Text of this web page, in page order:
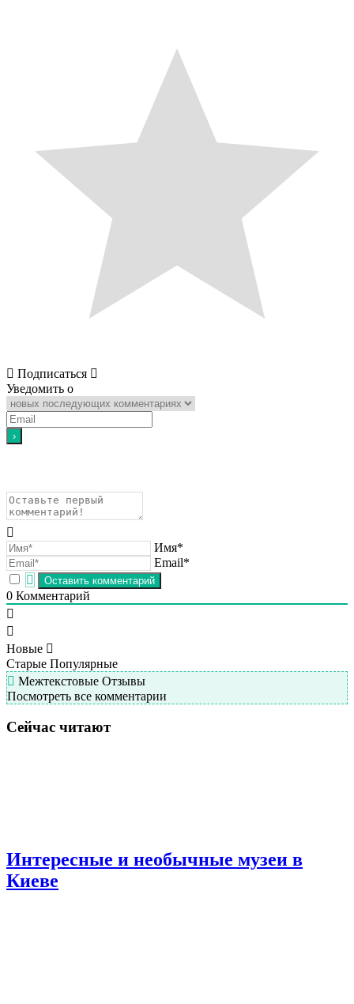
Подписаться
Уведомить о
Имя*
Email*
0 Комментарий
Новые
Старые Популярные
Межтекстовые Отзывы
Посмотреть все комментарии
Сейчас читают
Интересные и необычные музеи в
Киеве